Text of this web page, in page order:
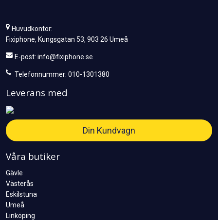
Huvudkontor:
Fixiphone, Kungsgatan 53, 903 26 Umeå
E-post: info@fixiphone.se
Telefonnummer: 010-1301380
Leverans med
Din Kundvagn
Våra butiker
Gävle
Västerås
Eskilstuna
Umeå
Linköping